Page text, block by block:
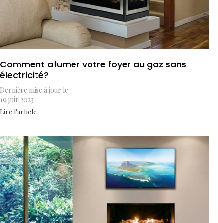
Comment allumer votre foyer au gaz sans
électricité?
Dernière mise à jour le
19 juin 2023
Lire l'article